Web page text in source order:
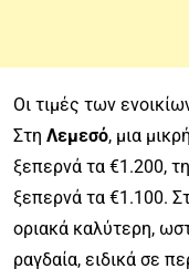
Οι τιμές των
Στη Λεμεσό, μια
ξεπερνά τα €1.200,
ξεπερνά τα €1.100.
οριακά καλύτερη,
ραγδαία, ειδικά σε